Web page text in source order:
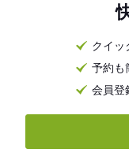
クイッ
予約も
会員登